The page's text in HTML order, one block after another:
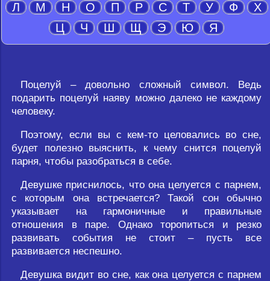
Л
М Н О П Р С Т У Ф
Х
Ц
Ч Ш Щ Э Ю Я
Поцелуй – довольно сложный символ. Ведь
подарить поцелуй наяву можно далеко не каждому
человеку.
Поэтому, если вы с кем-то целовались во сне,
будет полезно выяснить, к чему снится поцелуй
парня, чтобы разобраться в себе.
Девушке приснилось, что она целуется с парнем,
с которым она встречается? Такой сон обычно
указывает на гармоничные и правильные
отношения в паре. Однако торопиться и резко
развивать события не стоит – пусть все
развивается неспешно.
Девушка видит во сне, как она целуется с парнем